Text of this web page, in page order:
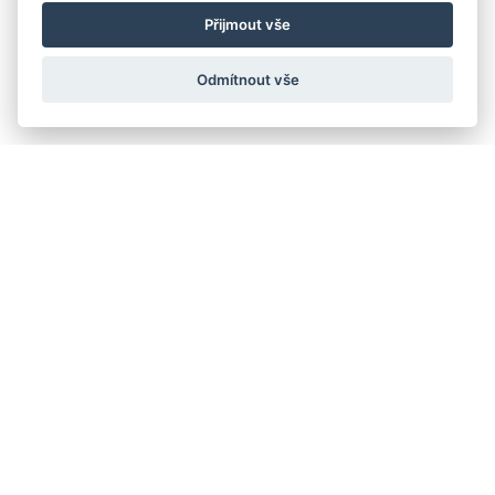
Přijmout vše
Odmítnout vše